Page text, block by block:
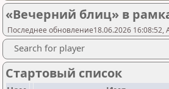
«Вечерний блиц» в
Последнее обновление18.06.2026 16:08:52,
Search for player
Стартовый список